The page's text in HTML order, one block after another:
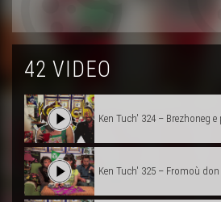
42 VIDEOKen Tuch' 323 – Nominoe oe
Ken Tuch' 324 – Brezhoneg e
Ken Tuch' 325 – Fromoù don